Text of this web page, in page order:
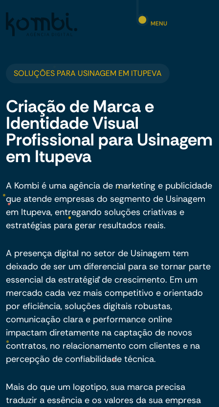
MENU
SOLUÇÕES PARA USINAGEM EM ITUPEVA
Criação de Marca e
Identidade Visual
Profissional para Usinagem
em Itupeva
A Kombi é uma agência de marketing e publicidade
que atende empresas do segmento de Usinagem
em Itupeva, entregando soluções criativas e
estratégias para gerar resultados reais.
A presença digital no setor de Usinagem tem
deixado de ser um diferencial para se tornar parte
essencial da estratégia de crescimento. Em um
mercado cada vez mais competitivo e orientado
por eficiência, soluções digitais robustas,
comunicação clara e performance online
impactam diretamente na captação de novos
contratos, no relacionamento com clientes e na
percepção de confiabilidade técnica.
Mais do que um logotipo, sua marca precisa
traduzir a essência e os valores da sua empresa